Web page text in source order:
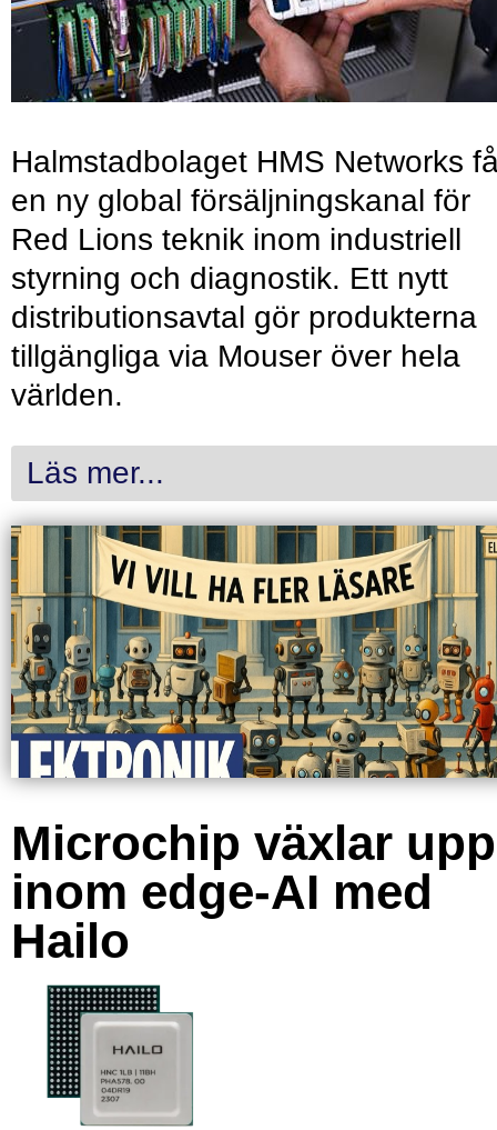
Halmstadbolaget HMS Networks
en ny global försäljningskanal för
Red Lions teknik inom industriell
styrning och diagnostik. Ett nytt
distributionsavtal gör produkterna
tillgängliga via Mouser över hela
världen.
Läs mer...
Microchip växlar upp
inom edge-AI med
Hailo